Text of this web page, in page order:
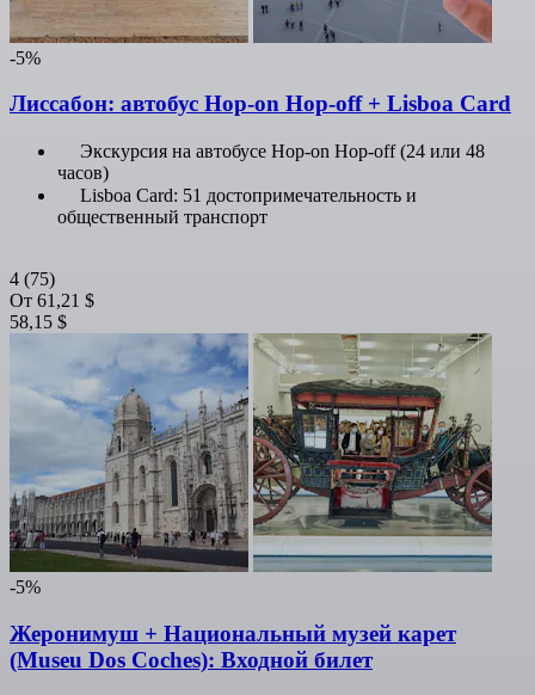
-5%
Лиссабон: автобус Hop-on Hop-off + Lisboa Card
Экскурсия на автобусе Hop-on Hop-off (24 или 48
часов)
Lisboa Card: 51 достопримечательность и
общественный транспорт
4 (75)
От 61,21 $
58,15 $
-5%
Жеронимуш + Национальный музей карет
(Museu Dos Coches): Входной билет